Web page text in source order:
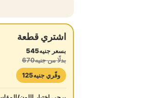
اشتري قطعة
بسعر جنيه545
بدلًا من جنيه670
وفّري جنيه125